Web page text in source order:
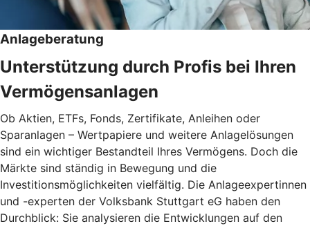
Anlageberatung
Unterstützung durch Profis bei Ihren
Vermögensanlagen
Ob Aktien, ETFs, Fonds, Zertifikate, Anleihen oder
Sparanlagen – Wertpapiere und weitere Anlagelösungen
sind ein wichtiger Bestandteil Ihres Vermögens. Doch die
Märkte sind ständig in Bewegung und die
Investitionsmöglichkeiten vielfältig. Die Anlageexpertinnen
und -experten der Volksbank Stuttgart eG haben den
Durchblick: Sie analysieren die Entwicklungen auf den